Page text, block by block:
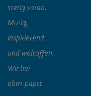
stetig voran.
Mutig,
inspirierend
und weltoffen.
Wir bei
ebm‑papst